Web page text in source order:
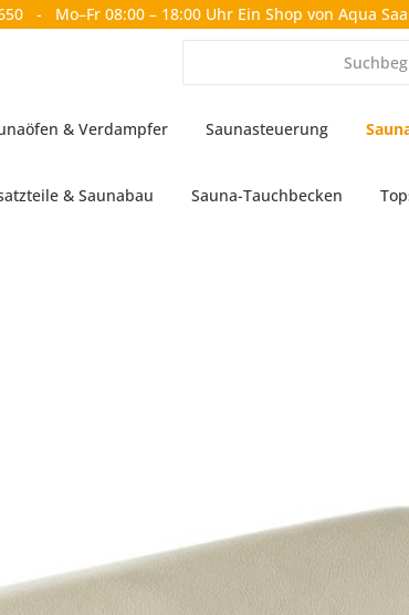
- Mo–Fr 08:00 – 18:00 Uhr Ein Shop von Aqua
& Verdampfer Saunasteuerung
& Saunabau Sauna-Tauchbecken